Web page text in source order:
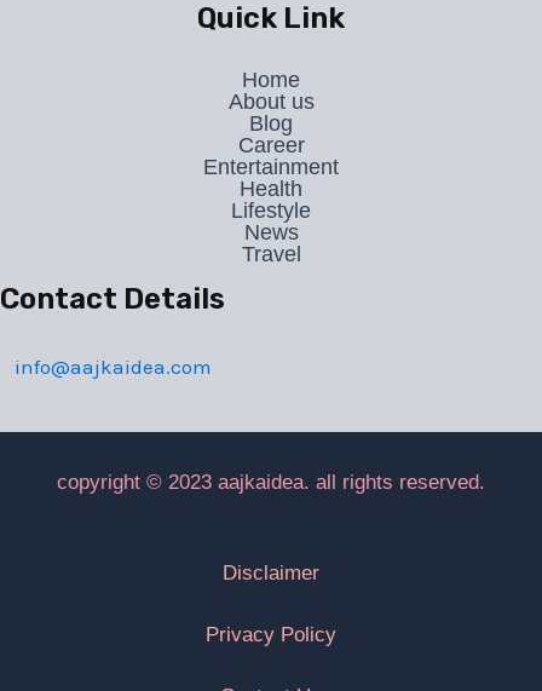
Quick Link
Home
About us
Blog
Career
Entertainment
Health
Lifestyle
News
Travel
Contact Details
info@aajkaidea.com
copyright © 2023 aajkaidea. all rights reserved.
Disclaimer
Privacy Policy